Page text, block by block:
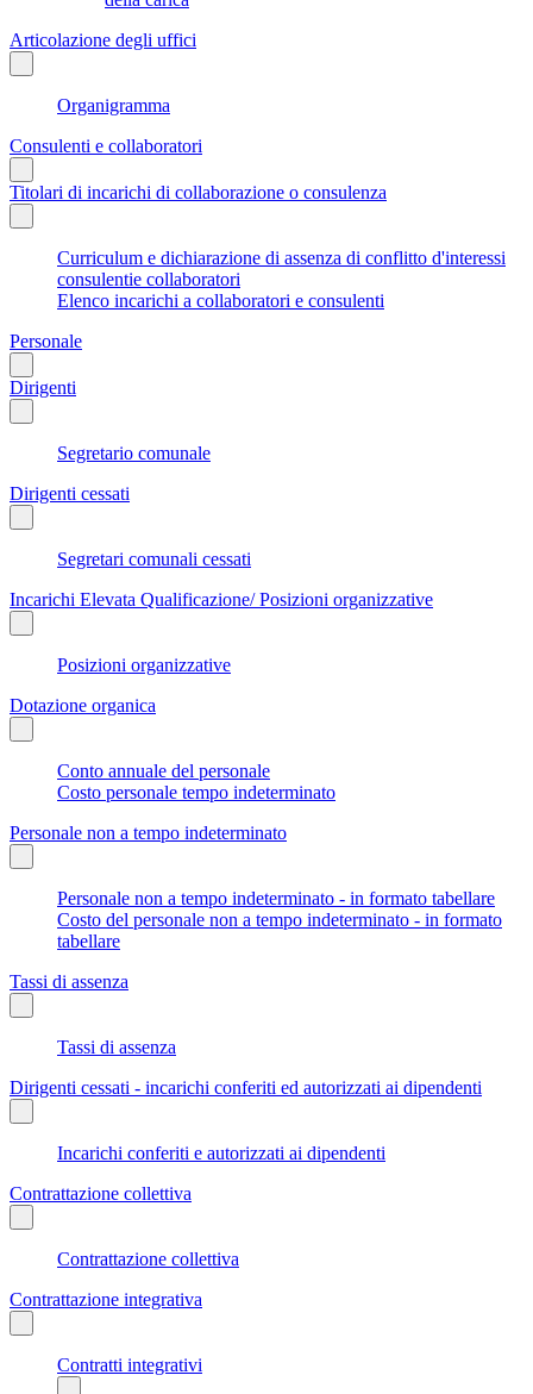
Articolazione degli uffici
Organigramma
Consulenti e collaboratori
Titolari di incarichi di collaborazione o consulenza
Curriculum e dichiarazione di assenza di conflitto d'interessi
consulentie collaboratori
Elenco incarichi a collaboratori e consulenti
Personale
Dirigenti
Segretario comunale
Dirigenti cessati
Segretari comunali cessati
Incarichi Elevata Qualificazione/ Posizioni organizzative
Posizioni organizzative
Dotazione organica
Conto annuale del personale
Costo personale tempo indeterminato
Personale non a tempo indeterminato
Personale non a tempo indeterminato - in formato tabellare
Costo del personale non a tempo indeterminato - in formato
tabellare
Tassi di assenza
Tassi di assenza
Dirigenti cessati - incarichi conferiti ed autorizzati ai dipendenti
Incarichi conferiti e autorizzati ai dipendenti
Contrattazione collettiva
Contrattazione collettiva
Contrattazione integrativa
Contratti integrativi